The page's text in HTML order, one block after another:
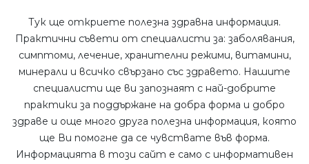
Тук ще откриете полезна здравна информация.
Практични съвети от специалисти за: заболявания,
симптоми, лечение, хранителни режими, витамини,
минерали и всичко свързано със здравето. Нашите
специалисти ще ви запознаят с най-добрите
практики за поддържане на добра форма и добро
здраве и още много друга полезна информация, която
ще Ви помогне да се чувствате във форма.
Информацията в този сайт е само с информативен